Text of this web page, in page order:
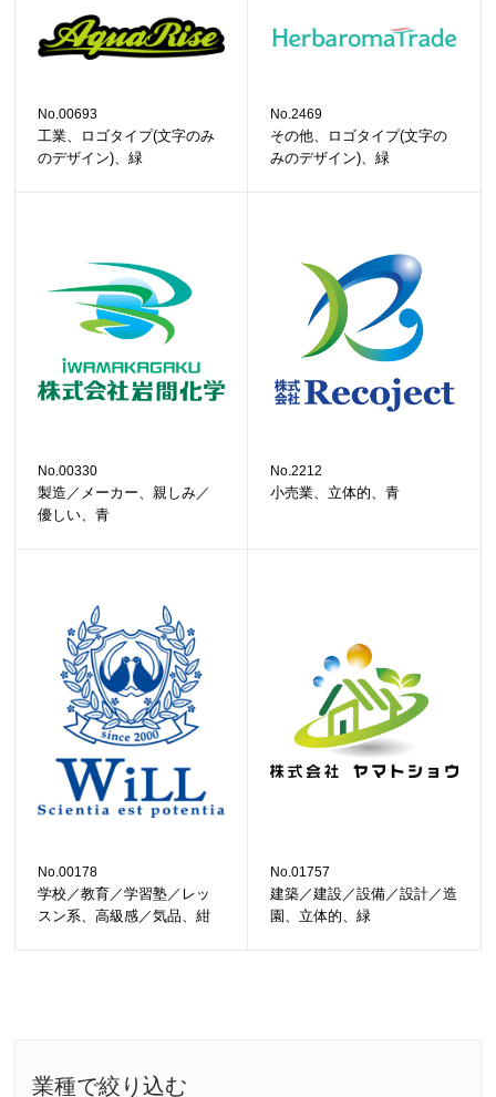
業種で絞り込む
No.00693
工業、ロゴタイプ(文字のみ
のデザイン)、緑
No.2469
その他、ロゴタイプ(文字の
みのデザイン)、緑
No.00330
製造／メーカー、親しみ／
優しい、青
No.2212
小売業、立体的、青
No.00178
学校／教育／学習塾／レッ
スン系、高級感／気品、紺
No.01757
建築／建設／設備／設計／造
園、立体的、緑